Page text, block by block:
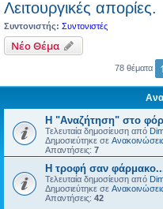
Λειτουργικές απορίες.
Συντονιστής: Συντονιστές
Νέο Θέμα
78 θέματα 1
Η "Αναζήτηση" στο
Τελευταία δημοσίευση από
Δημοσιεύτηκε σε
Απαντήσεις: 7
H τροφή σαν
Τελευταία δημοσίευση από
Δημοσιεύτηκε σε
Απαντήσεις: 42